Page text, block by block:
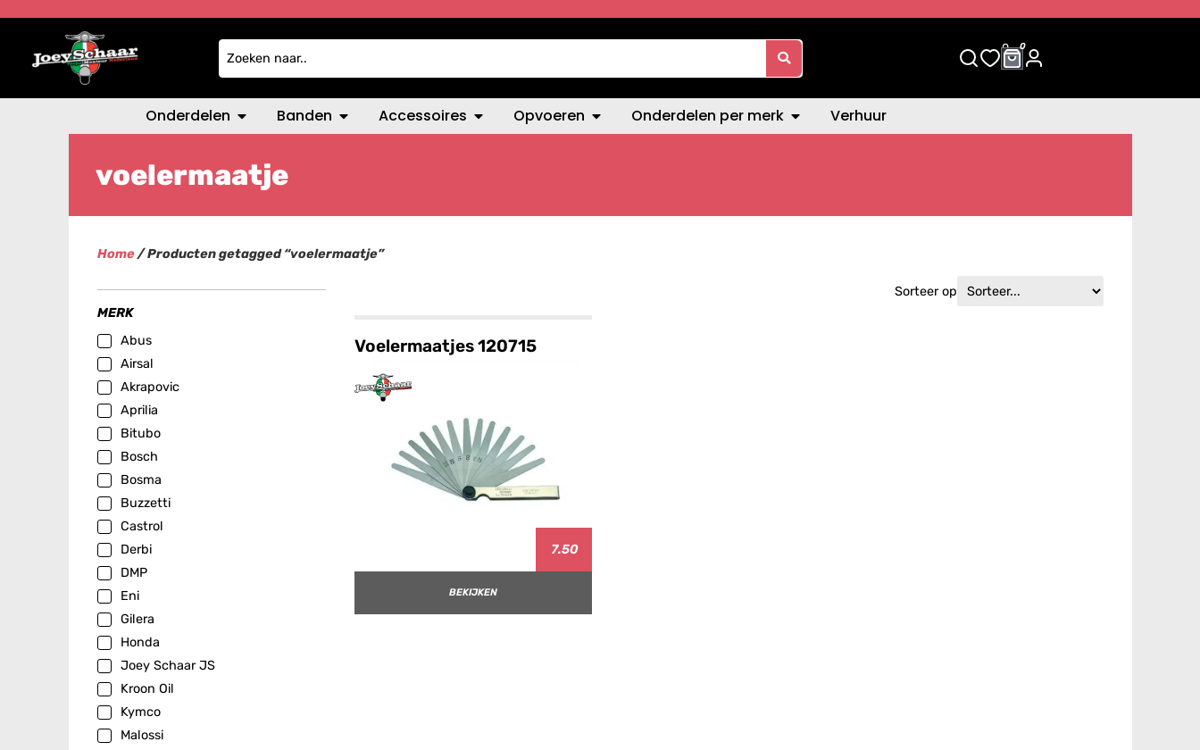
0 0
Onderdelen Banden Accessoires Opvoeren Onderdelen per merk Verhuur
voelermaatje
Home/ Producten getagged “voelermaatje”
MERK
Abus
Airsal
Akrapovic
Aprilia
Bitubo
Bosch
Bosma
Buzzetti
Castrol
Derbi
DMP
Eni
Gilera
Honda
Joey Schaar JS
Kroon Oil
Kymco
Malossi
Sorteer op
Voelermaatjes 120715
7.50
BEKIJKEN